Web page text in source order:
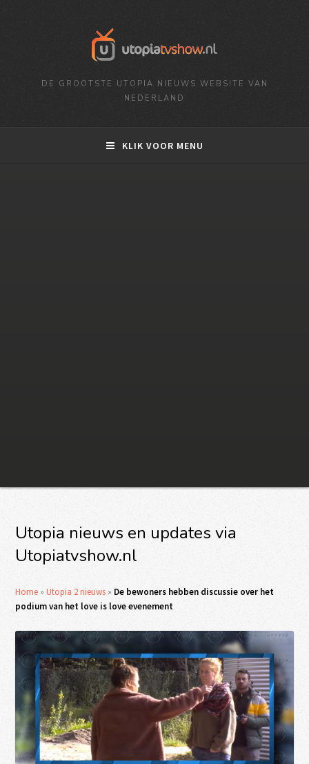
DE GROOTSTE UTOPIA NIEUWS WEBSITE VAN
NEDERLAND
KLIK VOOR MENU
Utopia nieuws en updates via
Utopiatvshow.nl
Home »Utopia 2 nieuws » De bewoners hebben discussie over het
podium van het love is love evenement